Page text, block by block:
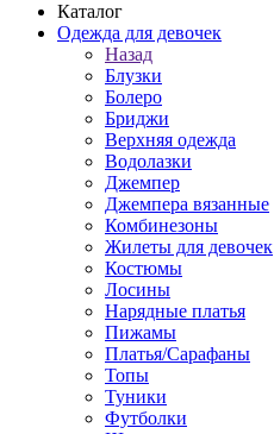
Каталог
Одежда для девочек
Назад
Блузки
Болеро
Бриджи
Верхняя одежда
Водолазки
Джемпер
Джемпера вязанные
Комбинезоны
Жилеты для девочек
Костюмы
Лосины
Нарядные платья
Пижамы
Платья/Сарафаны
Топы
Туники
Футболки